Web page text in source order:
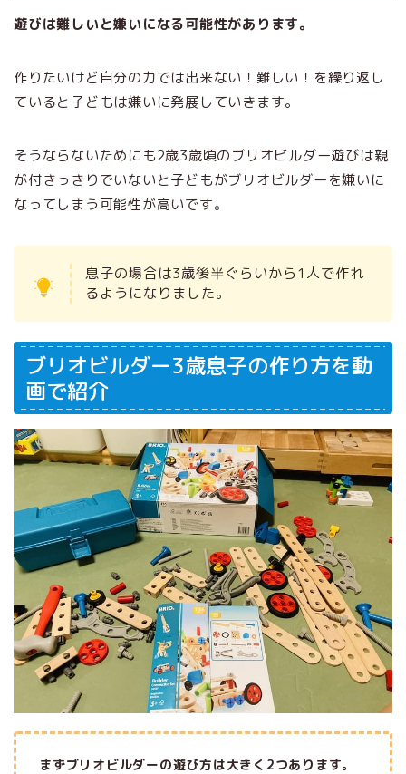
遊びは難しいと嫌いになる可能性があります。
作りたいけど自分の力では出来ない！難しい！を繰り返し
ていると子どもは嫌いに発展していきます。
そうならないためにも2歳3歳頃のブリオビルダー遊びは親
が付きっきりでいないと子どもがブリオビルダーを嫌いに
なってしまう可能性が高いです。
息子の場合は3歳後半ぐらいから1人で作れ
るようになりました。
ブリオビルダー3歳息子の作り方を動
画で紹介
まずブリオビルダーの遊び方は大きく2つあります。